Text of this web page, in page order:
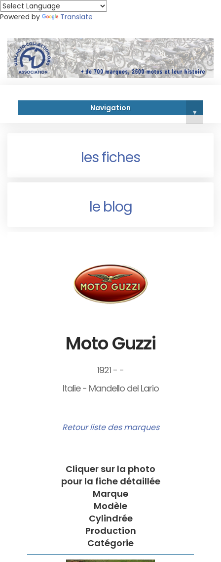
Powered by Translate
Navigation ▾
les fiches
le blog
Moto Guzzi
1921 - -
Italie - Mandello del Lario
Retour liste des marques
Cliquer sur la photo
pour la fiche détaillée
Marque
Modèle
Cylindrée
Production
Catégorie